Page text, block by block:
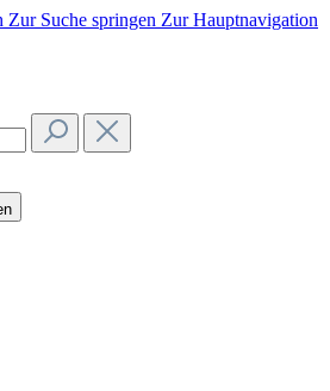
Zur Suche springen Zur Hauptnavigation